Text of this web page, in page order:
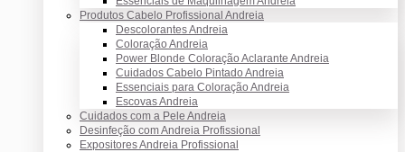
Produtos Cabelo Profissional Andreia
Descolorantes Andreia
Coloração Andreia
Power Blonde Coloração Aclarante Andreia
Cuidados Cabelo Pintado Andreia
Essenciais para Coloração Andreia
Escovas Andreia
Cuidados com a Pele Andreia
Desinfeção com Andreia Profissional
Expositores Andreia Profissional